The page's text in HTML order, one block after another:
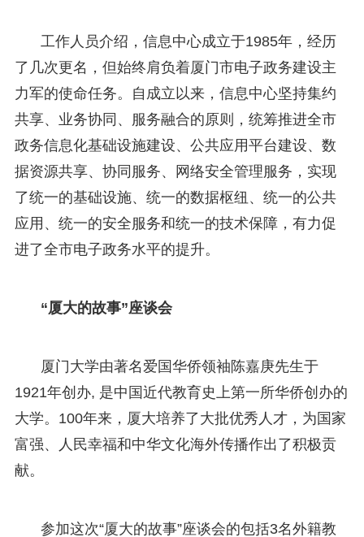
工作人员介绍，信息中心成立于1985年，经历
了几次更名，但始终肩负着厦门市电子政务建设主
力军的使命任务。自成立以来，信息中心坚持集约
共享、业务协同、服务融合的原则，统筹推进全市
政务信息化基础设施建设、公共应用平台建设、数
据资源共享、协同服务、网络安全管理服务，实现
了统一的基础设施、统一的数据枢纽、统一的公共
应用、统一的安全服务和统一的技术保障，有力促
进了全市电子政务水平的提升。
“厦大的故事”座谈会
厦门大学由著名爱国华侨领袖陈嘉庚先生于
1921年创办, 是中国近代教育史上第一所华侨创办的
大学。100年来，厦大培养了大批优秀人才，为国家
富强、人民幸福和中华文化海外传播作出了积极贡
献。
参加这次“厦大的故事”座谈会的包括3名外籍教